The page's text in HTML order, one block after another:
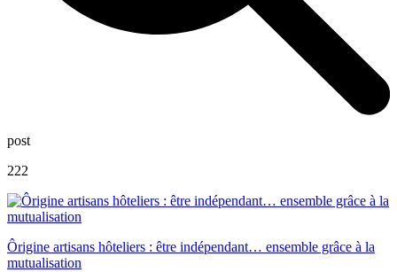
post
222
Ôrigine artisans hôteliers : être indépendant… ensemble grâce à la
mutualisation